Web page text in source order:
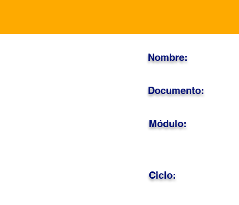
Nombre:
Documento:
Módulo:
Ciclo: